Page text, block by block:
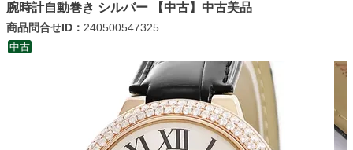
腕時計自動巻き シルバー 【中古】中古美品
商品問合せID： 240500547325
中古